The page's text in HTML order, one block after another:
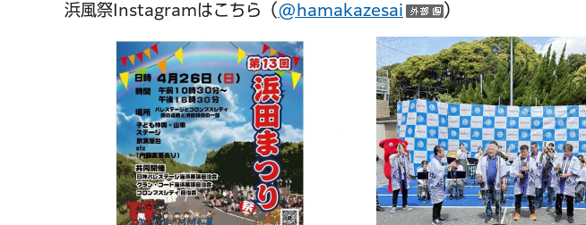
浜風祭Instagramはこちら（ @hamakazesai
（外部サイトへリン
）
千葉市の電子行政サービス コンビニ交付